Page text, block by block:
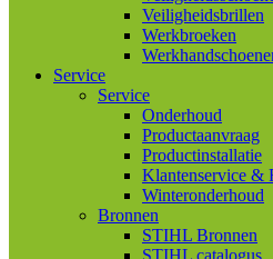
Veiligheidsbrillen
Werkbroeken
Service
Service
Onderhoud
Productaanvraag
Productinstallatie
Klantenservice &
Winteronderhoud
Bronnen
STIHL Bronnen
STIHL catalogus